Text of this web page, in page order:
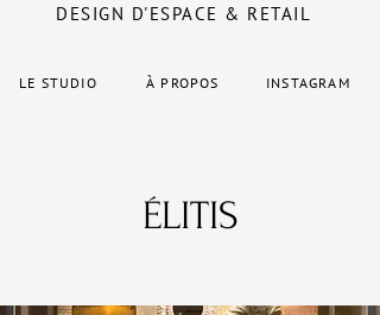
DESIGN D'ESPACE & RETAIL
LE STUDIO À PROPOS INSTAGRAM
ÉLITIS